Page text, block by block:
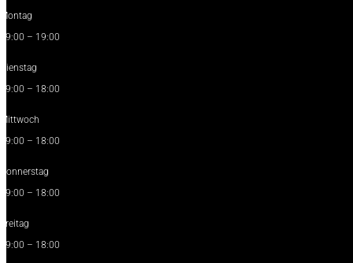
Montag
09:00 – 19:00
Dienstag
09:00 – 18:00
Mittwoch
09:00 – 18:00
Donnerstag
09:00 – 18:00
Freitag
09:00 – 18:00